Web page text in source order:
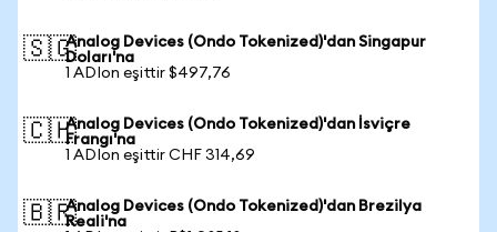
🇸🇬Analog Devices (Ondo Tokenized)'dan Singapur
Doları'na
1 ADIon eşittir $497,76
🇨🇭Analog Devices (Ondo Tokenized)'dan İsviçre
Frangı'na
1 ADIon eşittir CHF 314,69
🇧🇷Analog Devices (Ondo Tokenized)'dan Brezilya
Reali'na